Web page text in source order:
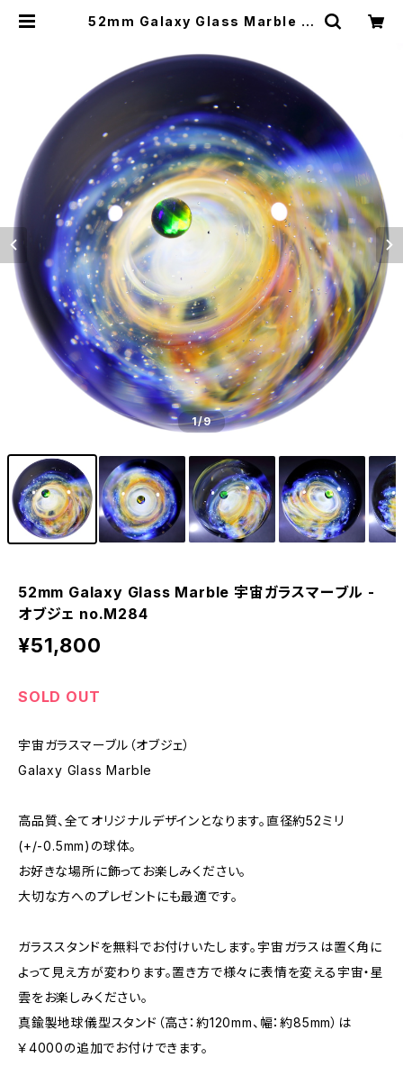
52mm Galaxy Glass Marble 宇
1/9
52mm Galaxy Glass Marble 宇宙ガラスマーブル -
オブジェ no.M284
¥51,800
SOLD OUT
宇宙ガラスマーブル（オブジェ）
Galaxy Glass Marble
高品質、全てオリジナルデザインとなります。直径約52ミリ
(+/-0.5mm)の球体。
お好きな場所に飾ってお楽しみください。
大切な方へのプレゼントにも最適です。
ガラススタンドを無料でお付けいたします。宇宙ガラスは置く角に
よって見え方が変わります。置き方で様々に表情を変える宇宙・星
雲をお楽しみください。
真鍮製地球儀型スタンド（高さ：約120mm、幅：約85mm）は
￥4000の追加でお付けできます。